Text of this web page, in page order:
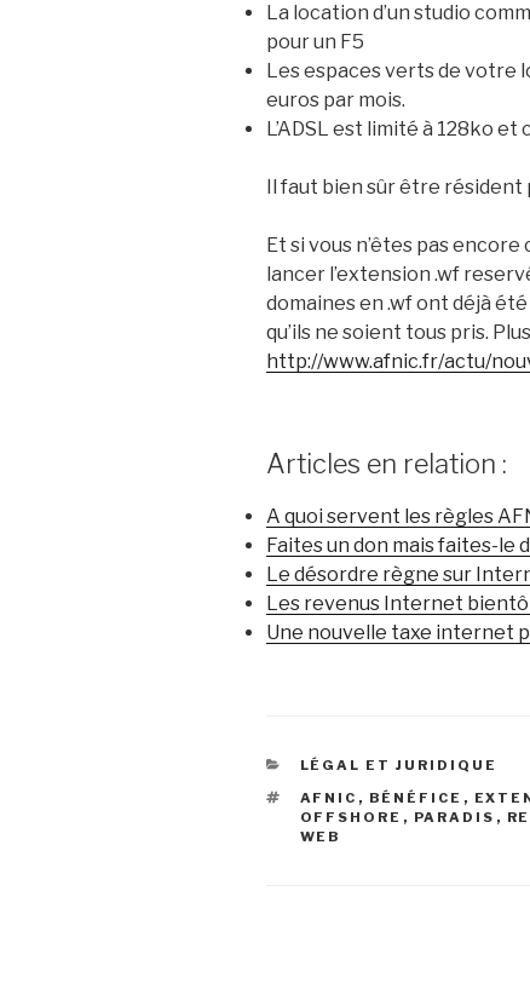
La location d’un studio
pour un F5
Les espaces verts de votre
euros par mois.
L’ADSL est limité à 128ko et
Il faut bien sûr être
Et si vous n’êtes pas
lancer l’extension .wf
domaines en .wf ont déjà
qu’ils ne soient tous pris.
http://www.afnic.fr/actu/
Articles en relation :
A quoi servent les règles
Faites un don mais faites-le
Le désordre règne sur
Les revenus Internet
Une nouvelle taxe internet
CATÉGORIES
LÉGAL ET JURIDIQUE
ÉTIQUETTES
AFNIC , BÉNÉFICE ,
OFFSHORE , PARADIS ,
WEB